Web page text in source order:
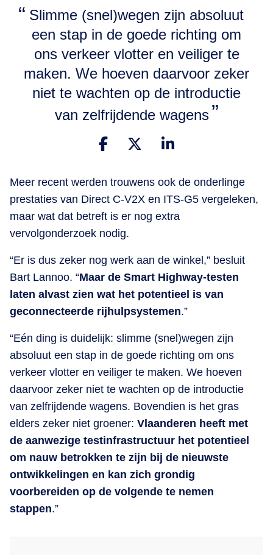
Slimme (snel)wegen zijn absoluut
een stap in de goede richting om
ons verkeer vlotter en veiliger te
maken. We hoeven daarvoor zeker
niet te wachten op de introductie
van zelfrijdende wagens
Meer recent werden trouwens ook de onderlinge
prestaties van Direct C-V2X en ITS-G5 vergeleken,
maar wat dat betreft is er nog extra
vervolgonderzoek nodig.
“Er is dus zeker nog werk aan de winkel,” besluit
Bart Lannoo. “Maar de Smart Highway-testen
laten alvast zien wat het potentieel is van
geconnecteerde rijhulpsystemen.”
“Eén ding is duidelijk: slimme (snel)wegen zijn
absoluut een stap in de goede richting om ons
verkeer vlotter en veiliger te maken. We hoeven
daarvoor zeker niet te wachten op de introductie
van zelfrijdende wagens. Bovendien is het gras
elders zeker niet groener: Vlaanderen heeft met
de aanwezige testinfrastructuur het potentieel
om nauw betrokken te zijn bij de nieuwste
ontwikkelingen en kan zich grondig
voorbereiden op de volgende te nemen
stappen.”